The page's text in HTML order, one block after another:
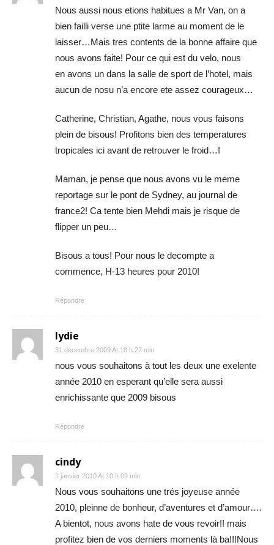
Nous aussi nous etions habitues a Mr Van, on a
bien failli verse une ptite larme au moment de le
laisser…Mais tres contents de la bonne affaire que
nous avons faite! Pour ce qui est du velo, nous
en avons un dans la salle de sport de l’hotel, mais
aucun de nosu n’a encore ete assez courageux…
Catherine, Christian, Agathe, nous vous faisons
plein de bisous! Profitons bien des temperatures
tropicales ici avant de retrouver le froid…!
Maman, je pense que nous avons vu le meme
reportage sur le pont de Sydney, au journal de
france2! Ca tente bien Mehdi mais je risque de
flipper un peu…
Bisous a tous! Pour nous le decompte a
commence, H-13 heures pour 2010!
Répondre
lydie
31 décembre 2009 At 18 h 27 min
nous vous souhaitons à tout les deux une exelente
année 2010 en esperant qu’elle sera aussi
enrichissante que 2009 bisous
Répondre
cindy
1 janvier 2010 At 10 h 09 min
Nous vous souhaitons une trés joyeuse année
2010, pleinne de bonheur, d’aventures et d’amour….
A bientot, nous avons hate de vous revoir!! mais
profitez bien de vos derniers moments là ba!!!Nous